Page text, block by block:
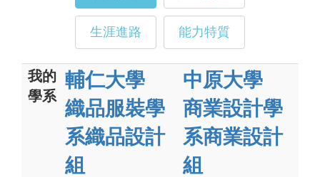
生涯進路 能力特質
我的
學系
輔仁大學
織品服裝學
系織品設計
組
中原大學
商業設計學
系商業設計
組